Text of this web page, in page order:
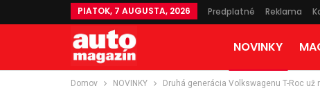
PIATOK, 7 AUGUSTA, 2026 Predplatné Reklama
NOVINKY
Domov NOVINKY Druhá generácia Volkswagenu T-Roc